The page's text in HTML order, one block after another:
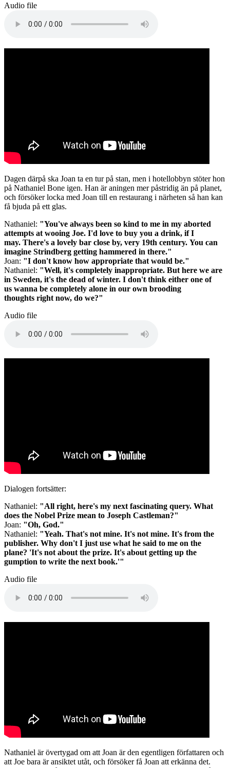
Audio file
Dagen därpå ska Joan ta en tur på stan, men i hotellobbyn stöter hon
på Nathaniel Bone igen. Han är aningen mer påstridig än på planet,
och försöker locka med Joan till en restaurang i närheten så han kan
få bjuda på ett glas.
Nathaniel: "You've always been so kind to me in my aborted
attempts at wooing Joe. I'd love to buy you a drink, if I
may. There's a lovely bar close by, very 19th century. You can
imagine Strindberg getting hammered in there."
Joan: "I don't know how appropriate that would be."
Nathaniel: "Well, it's completely inappropriate. But here we are
in Sweden, it's the dead of winter. I don't think either one of
us wanna be completely alone in our own brooding
thoughts right now, do we?"
Audio file
Dialogen fortsätter:
Nathaniel: "All right, here's my next fascinating query. What
does the Nobel Prize mean to Joseph Castleman?"
Joan: "Oh, God."
Nathaniel: "Yeah. That's not mine. It's not mine. It's from the
publisher. Why don't I just use what he said to me on the
plane? 'It's not about the prize. It's about getting up the
gumption to write the next book.'"
Audio file
Nathaniel är övertygad om att Joan är den egentligen författaren och
att Joe bara är ansiktet utåt, och försöker få Joan att erkänna det.